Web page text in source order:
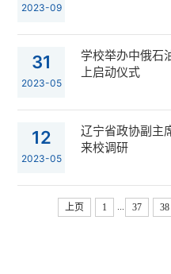
2023-09
31
2023-05
学校举办中俄石
上启动仪式
12
2023-05
辽宁省政协副主
来校调研
上页 1 37 38